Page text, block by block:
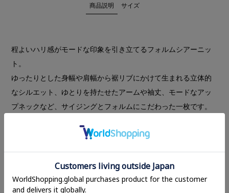
商品説明 サイズ
程よいハリ感がモードな印象を引き立てるフォルムシアーニッ
ト。
ゆったりとした身幅や肩幅から裾リブにかけて生まれる立体的
なシルエット、ゆとりを持たせたアームや袖丈、モードなアッ
プネックなど、サイジングとフォルムにこだわった一枚です。
インナーにはキャミソールやタンクトップを合わせることで、
さりげないCLANEチャームがアクセントとなり、一枚で雰囲気
のあるスタイリングが完成する、汎用性の高いアイテムです。